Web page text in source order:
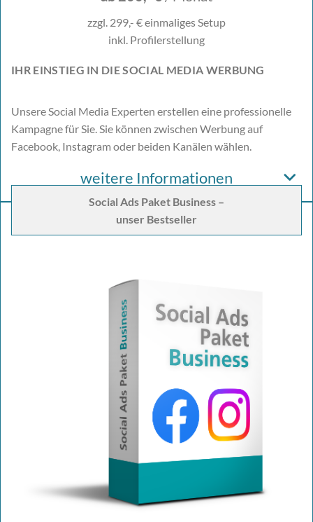
zzgl. 299,- € einmaliges Setup
inkl. Profilerstellung
IHR EINSTIEG IN DIE SOCIAL MEDIA WERBUNG
Unsere Social Media Experten erstellen eine professionelle
Kampagne für Sie. Sie können zwischen Werbung auf
Facebook, Instagram oder beiden Kanälen wählen.
weitere Informationen
Social Ads Paket Business –
unser Bestseller